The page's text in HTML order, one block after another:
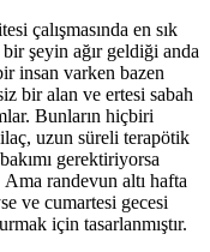
çalışmasında en sık
şeyin ağır geldiği anda
insan varken bazen
bir alan ve ertesi sabah
Bunların hiçbiri
uzun süreli terapötik
gerektiriyorsa
randevun altı hafta
ve cumartesi gecesi
için tasarlanmıştır.